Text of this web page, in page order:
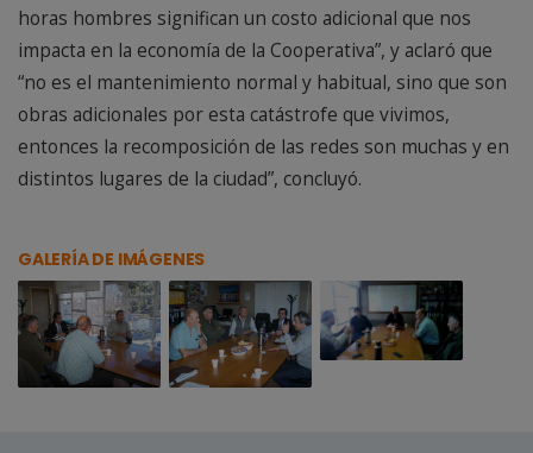
horas hombres significan un costo adicional que nos
impacta en la economía de la Cooperativa”, y aclaró que
“no es el mantenimiento normal y habitual, sino que son
obras adicionales por esta catástrofe que vivimos,
entonces la recomposición de las redes son muchas y en
distintos lugares de la ciudad”, concluyó.
GALERÍA DE IMÁGENES